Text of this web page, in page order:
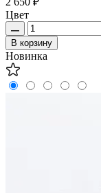
Цвет
В корзину
Новинка